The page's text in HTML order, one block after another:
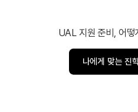
UAL 지원 준비, 어떻
나에게 맞는 진